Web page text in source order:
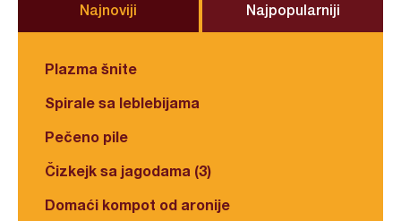
Najnoviji Najpopularniji
Plazma šnite
Spirale sa leblebijama
Pečeno pile
Čizkejk sa jagodama (3)
Domaći kompot od aronije